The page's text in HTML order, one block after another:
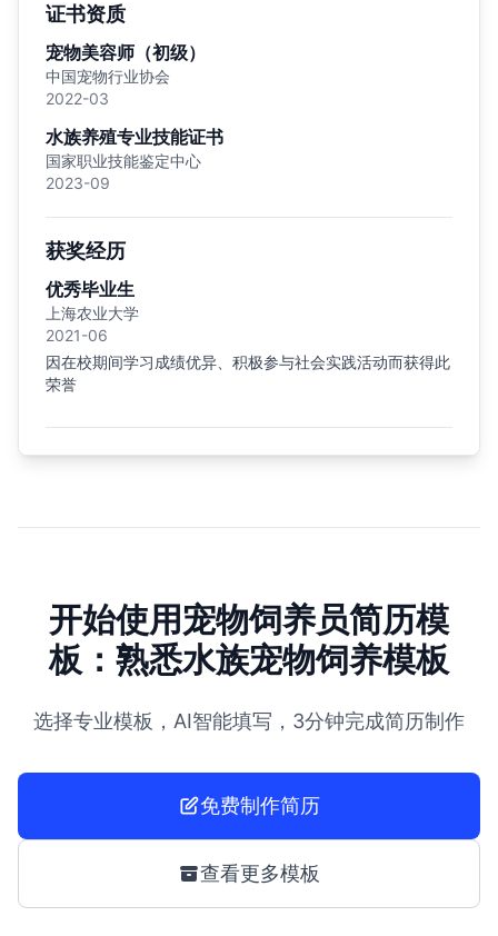
证书资质
宠物美容师（初级）
中国宠物行业协会
2022-03
水族养殖专业技能证书
国家职业技能鉴定中心
2023-09
获奖经历
优秀毕业生
上海农业大学
2021-06
因在校期间学习成绩优异、积极参与社会实践活动而获得此
荣誉
开始使用宠物饲养员简历模
板：熟悉水族宠物饲养模板
选择专业模板，AI智能填写，3分钟完成简历制作
免费制作简历
查看更多模板